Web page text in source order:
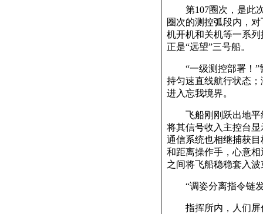
第107圈次，是此次
圈次的测控弧段内，
机开机和关机等一系
正是“远望”三号船。
“一级测控部署！”
持匀速直线航行状态
进入忘我境界。
飞船刚刚跃出地平线
将其信号收入主控台
通信系统也相继捕获
和距离操作手，心意
之间将飞船稳稳套入波
“调姿分离指令链发
指挥所内，人们屏